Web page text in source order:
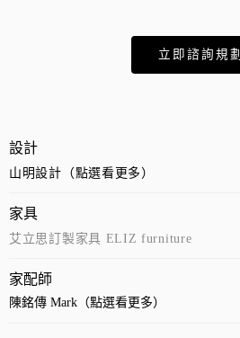
立即諮詢規劃
設計
山明設計（點選看更多）
家具
艾立思訂製家具 ELIZ furniture
家配師
陳銘傳 Mark（點選看更多）